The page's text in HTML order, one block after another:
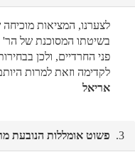
לצערנו, המציאות מוכיחה
בשיטתו המסוכנת של הר'
פני החרדיים, ולכן
לקדימה וזאת למרות
אריאל
3. פשוט אומללות הנובעת